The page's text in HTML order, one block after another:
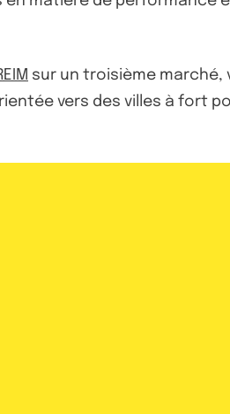
sur un troisième marché,
vers des villes à fort